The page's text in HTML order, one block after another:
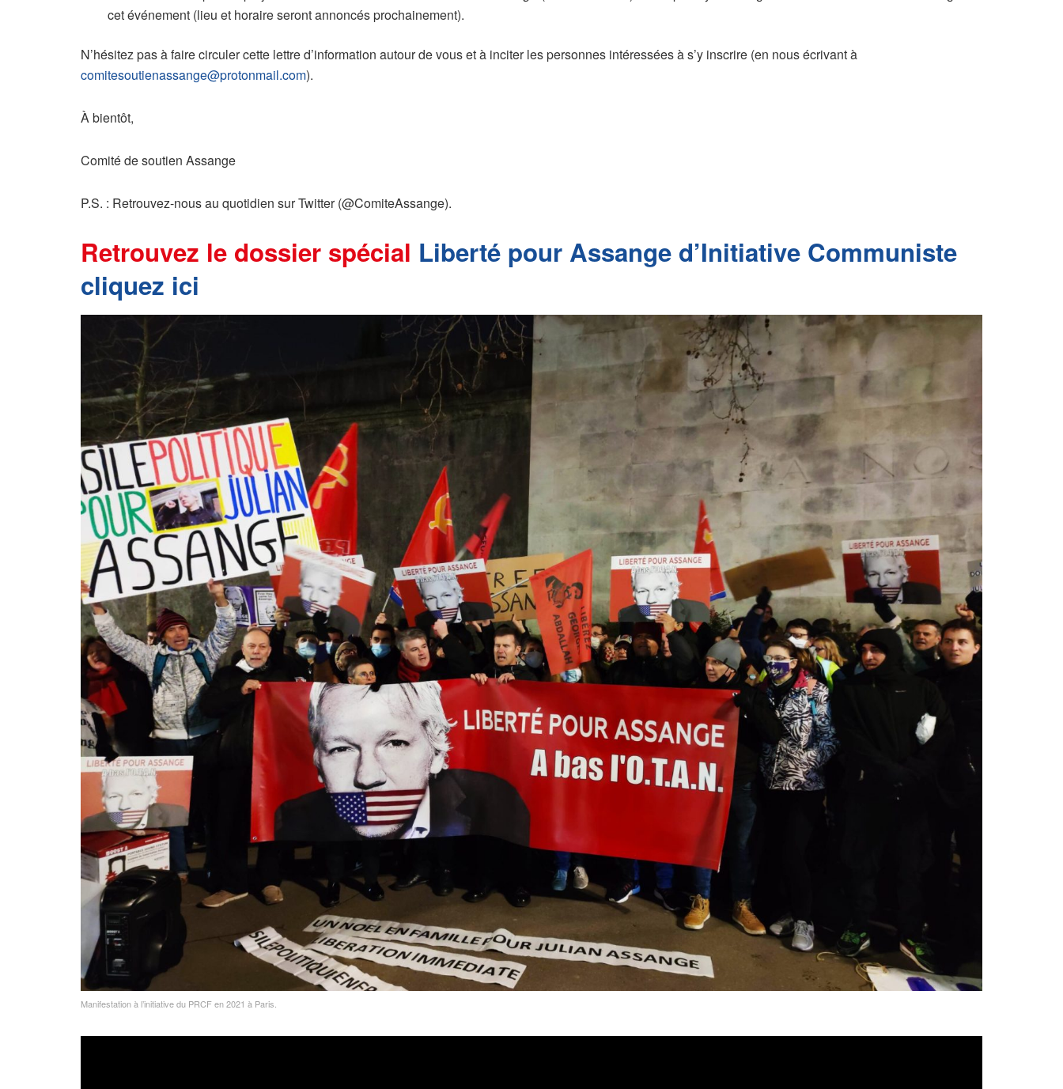
cet événement (lieu et horaire seront annoncés prochainement).
N’hésitez pas à faire circuler cette lettre d’information autour de vous et à inciter les personnes intéressées à s’y inscrire (en nous écrivant à
comitesoutienassange@protonmail.com).
À bientôt,
Comité de soutien Assange
P.S. : Retrouvez-nous au quotidien sur Twitter (@ComiteAssange).
Retrouvez le dossier spécial Liberté pour Assange d’Initiative Communiste
cliquez ici
Manifestation à l’initiative du PRCF en 2021 à Paris.